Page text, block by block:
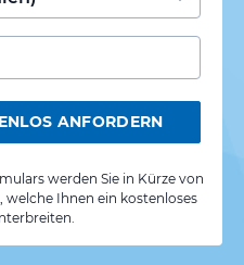
ANFORDERN
werden Sie in Kürze von
Ihnen ein kostenloses